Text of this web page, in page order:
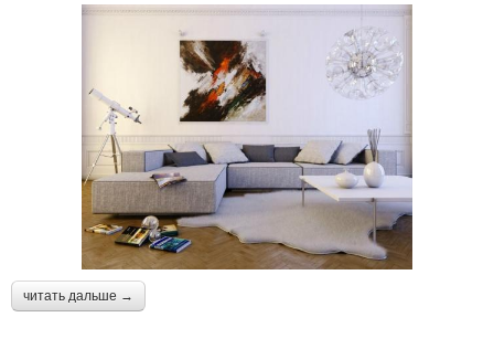
читать дальше →